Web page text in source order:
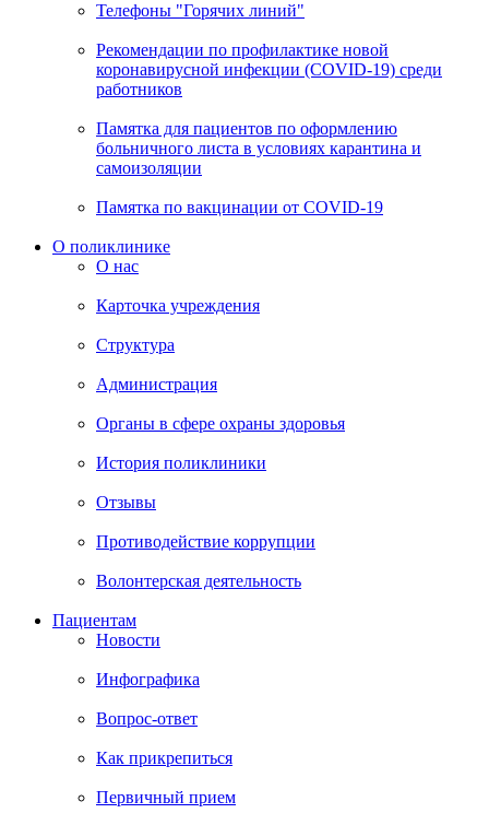
Телефоны "Горячих линий"
Рекомендации по профилактике новой
коронавирусной инфекции (COVID-19) среди
работников
Памятка для пациентов по оформлению
больничного листа в условиях карантина и
самоизоляции
Памятка по вакцинации от COVID-19
О поликлинике
О нас
Карточка учреждения
Структура
Администрация
Органы в сфере охраны здоровья
История поликлиники
Отзывы
Противодействие коррупции
Волонтерская деятельность
Пациентам
Новости
Инфографика
Вопрос-ответ
Как прикрепиться
Первичный прием